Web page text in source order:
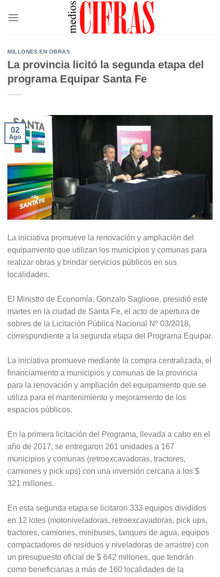
MILLONES EN OBRAS
La provincia licitó la segunda etapa del
programa Equipar Santa Fe
02
Ago
La iniciativa promueve la renovación y ampliación del
equipamiento que utilizan los municipios y comunas para
realizar obras y brindar servicios públicos en sus
localidades.
El Ministro de Economía, Gonzalo Saglione, presidió este
martes en la ciudad de Santa Fe, el acto de apertura de
sobres de la Licitación Pública Nacional Nº 03/2018,
correspondiente a la segunda etapa del Programa Equipar.
La iniciativa promueve mediante la compra centralizada, el
financiamiento a municipios y comunas de la provincia
para la renovación y ampliación del equipamiento que se
utiliza para el mantenimiento y mejoramiento de los
espacios públicos.
En la primera licitación del Programa, llevada a cabo en el
año de 2017, se entregaron 261 unidades a 167
municipios y comunas (retroexcavadoras, tractores,
camiones y pick ups) con una inversión cercana a los $
321 millones.
En esta segunda etapa se licitaron 333 equipos divididos
en 12 lotes (motoniveladoras, retroexcavadoras, pick ups,
tractores, camiones, minibuses, tanques de agua, equipos
compactadores de residuos y niveladoras de arrastre) con
un presupuesto oficial de $ 642 millones, que tendrán
como beneficiarias a más de 160 localidades de la